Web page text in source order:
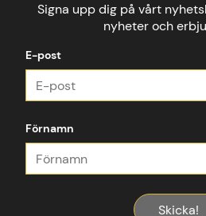
Signa upp dig på vårt
nyheter och
E-post
Förnamn
Skicka!